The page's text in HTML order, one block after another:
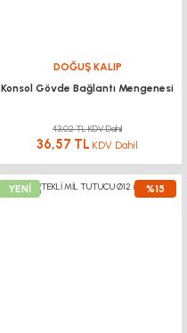
DOĞUŞ KALIP
Konsol Gövde Bağlantı Mengenesi
43,02 TL KDV Dahil
36,57 TL KDV Dahil
YENİ %15